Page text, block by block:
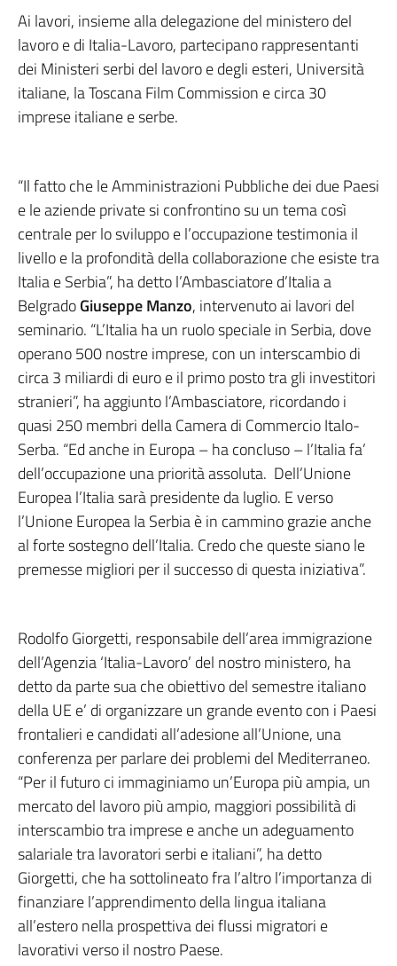
Ai lavori, insieme alla delegazione del ministero del
lavoro e di Italia-Lavoro, partecipano rappresentanti
dei Ministeri serbi del lavoro e degli esteri, Università
italiane, la Toscana Film Commission e circa 30
imprese italiane e serbe.
“Il fatto che le Amministrazioni Pubbliche dei due Paesi
e le aziende private si confrontino su un tema così
centrale per lo sviluppo e l’occupazione testimonia il
livello e la profondità della collaborazione che esiste tra
Italia e Serbia”, ha detto l’Ambasciatore d’Italia a
BelgradoGiuseppe Manzo, intervenuto ai lavori del
seminario. “L’Italia ha un ruolo speciale in Serbia, dove
operano 500 nostre imprese, con un interscambio di
circa 3 miliardi di euro e il primo posto tra gli investitori
stranieri”, ha aggiunto l’Ambasciatore, ricordando i
quasi 250 membri della Camera di Commercio Italo-
Serba. “Ed anche in Europa – ha concluso – l’Italia fa’
dell’occupazione una priorità assoluta. Dell’Unione
Europea l’Italia sarà presidente da luglio. E verso
l’Unione Europea la Serbia è in cammino grazie anche
al forte sostegno dell’Italia. Credo che queste siano le
premesse migliori per il successo di questa iniziativa”.
Rodolfo Giorgetti, responsabile dell’area immigrazione
dell’Agenzia ‘Italia-Lavoro’ del nostro ministero, ha
detto da parte sua che obiettivo del semestre italiano
della UE e’ di organizzare un grande evento con i Paesi
frontalieri e candidati all’adesione all’Unione, una
conferenza per parlare dei problemi del Mediterraneo.
“Per il futuro ci immaginiamo un’Europa più ampia, un
mercato del lavoro più ampio, maggiori possibilità di
interscambio tra imprese e anche un adeguamento
salariale tra lavoratori serbi e italiani”, ha detto
Giorgetti, che ha sottolineato fra l’altro l’importanza di
finanziare l’apprendimento della lingua italiana
all’estero nella prospettiva dei flussi migratori e
lavorativi verso il nostro Paese.